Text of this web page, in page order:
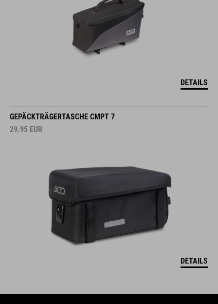
DETAILS
GEPÄCKTRÄGERTASCHE CMPT 7
29.95 EUR
DETAILS